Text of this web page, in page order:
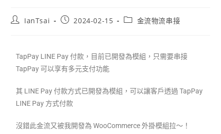
IanTsai 2024-02-15 金流物流串接
TapPay LINE Pay 付款，目前已開發為模組，只需要串接
TapPay 可以享有多元支付功能
其 LINE Pay 付款方式已開發為模組，可以讓客戶透過 TapPay
LINE Pay 方式付款
沒錯此金流又被我開發為 WooCommerce 外掛模組拉～！